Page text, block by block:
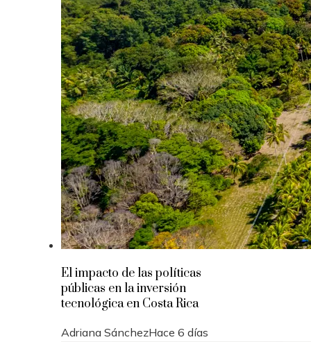
El impacto de las políticas
públicas en la inversión
tecnológica en Costa Rica
Adriana SánchezHace 6 días